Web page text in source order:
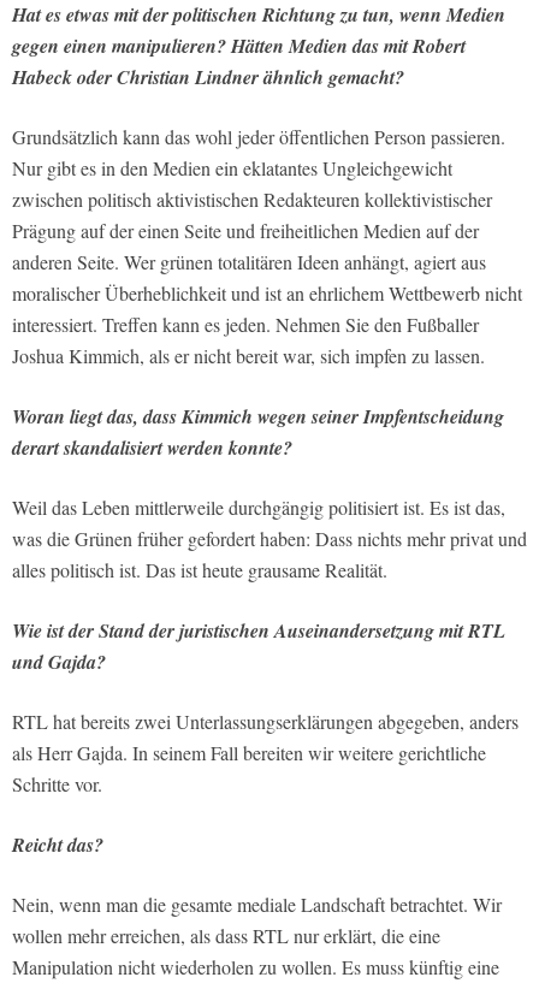
Hat es etwas mit der politischen Richtung zu tun, wenn Medien
gegen einen manipulieren? Hätten Medien das mit Robert
Habeck oder Christian Lindner ähnlich gemacht?
Grundsätzlich kann das wohl jeder öffentlichen Person passieren.
Nur gibt es in den Medien ein eklatantes Ungleichgewicht
zwischen politisch aktivistischen Redakteuren kollektivistischer
Prägung auf der einen Seite und freiheitlichen Medien auf der
anderen Seite. Wer grünen totalitären Ideen anhängt, agiert aus
moralischer Überheblichkeit und ist an ehrlichem Wettbewerb nicht
interessiert. Treffen kann es jeden. Nehmen Sie den Fußballer
Joshua Kimmich, als er nicht bereit war, sich impfen zu lassen.
Woran liegt das, dass Kimmich wegen seiner Impfentscheidung
derart skandalisiert werden konnte?
Weil das Leben mittlerweile durchgängig politisiert ist. Es ist das,
was die Grünen früher gefordert haben: Dass nichts mehr privat und
alles politisch ist. Das ist heute grausame Realität.
Wie ist der Stand der juristischen Auseinandersetzung mit RTL
und Gajda?
RTL hat bereits zwei Unterlassungserklärungen abgegeben, anders
als Herr Gajda. In seinem Fall bereiten wir weitere gerichtliche
Schritte vor.
Reicht das?
Nein, wenn man die gesamte mediale Landschaft betrachtet. Wir
wollen mehr erreichen, als dass RTL nur erklärt, die eine
Manipulation nicht wiederholen zu wollen. Es muss künftig eine